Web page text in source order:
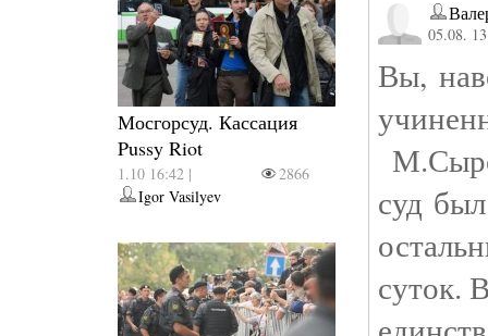
Мосгорсуд. Кассация
Pussy Riot
1.10 16:42 |
2866
Igor Vasilyev
05.08.
Вы,
суд
суток.